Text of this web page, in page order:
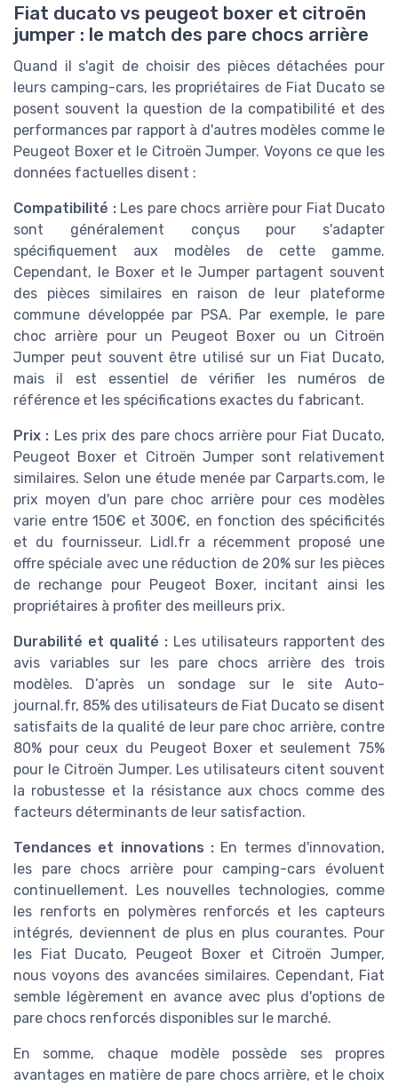
Fiat ducato vs peugeot boxer et citroën
jumper : le match des pare chocs arrière
Quand il s'agit de choisir des pièces détachées pour
leurs camping-cars, les propriétaires de Fiat Ducato se
posent souvent la question de la compatibilité et des
performances par rapport à d'autres modèles comme le
Peugeot Boxer et le Citroën Jumper. Voyons ce que les
données factuelles disent :
Compatibilité :Les pare chocs arrière pour Fiat Ducato
sont généralement conçus pour s'adapter
spécifiquement aux modèles de cette gamme.
Cependant, le Boxer et le Jumper partagent souvent
des pièces similaires en raison de leur plateforme
commune développée par PSA. Par exemple, le pare
choc arrière pour un Peugeot Boxer ou un Citroën
Jumper peut souvent être utilisé sur un Fiat Ducato,
mais il est essentiel de vérifier les numéros de
référence et les spécifications exactes du fabricant.
Prix : Les prix des pare chocs arrière pour Fiat Ducato,
Peugeot Boxer et Citroën Jumper sont relativement
similaires. Selon une étude menée par Carparts.com, le
prix moyen d'un pare choc arrière pour ces modèles
varie entre 150€ et 300€, en fonction des spécificités
et du fournisseur. Lidl.fr a récemment proposé une
offre spéciale avec une réduction de 20% sur les pièces
de rechange pour Peugeot Boxer, incitant ainsi les
propriétaires à profiter des meilleurs prix.
Durabilité et qualité : Les utilisateurs rapportent des
avis variables sur les pare chocs arrière des trois
modèles. D’après un sondage sur le site Auto-
journal.fr, 85% des utilisateurs de Fiat Ducato se disent
satisfaits de la qualité de leur pare choc arrière, contre
80% pour ceux du Peugeot Boxer et seulement 75%
pour le Citroën Jumper. Les utilisateurs citent souvent
la robustesse et la résistance aux chocs comme des
facteurs déterminants de leur satisfaction.
Tendances et innovations : En termes d'innovation,
les pare chocs arrière pour camping-cars évoluent
continuellement. Les nouvelles technologies, comme
les renforts en polymères renforcés et les capteurs
intégrés, deviennent de plus en plus courantes. Pour
les Fiat Ducato, Peugeot Boxer et Citroën Jumper,
nous voyons des avancées similaires. Cependant, Fiat
semble légèrement en avance avec plus d'options de
pare chocs renforcés disponibles sur le marché.
En somme, chaque modèle possède ses propres
avantages en matière de pare chocs arrière, et le choix